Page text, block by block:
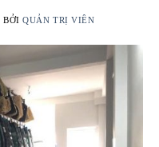
BỞIQUẢN TRỊ VIÊN